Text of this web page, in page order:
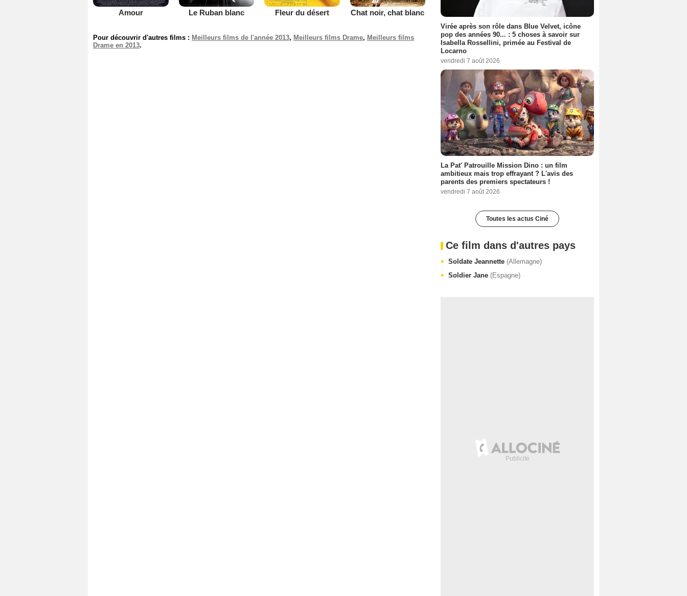
Amour Le Ruban blanc Fleur du désert Chat noir, chat blanc
Pour découvrir d'autres films : Meilleurs films de l'année 2013, Meilleurs films Drame, Meilleurs films
Drame en 2013.
Virée après son rôle dans Blue Velvet, icône
pop des années 90... : 5 choses à savoir sur
Isabella Rossellini, primée au Festival de
Locarno
vendredi 7 août 2026
La Pat' Patrouille Mission Dino : un film
ambitieux mais trop effrayant ? L'avis des
parents des premiers spectateurs !
vendredi 7 août 2026
Toutes les actus Ciné
Ce film dans d'autres pays
Soldate Jeannette (Allemagne)
Soldier Jane (Espagne)